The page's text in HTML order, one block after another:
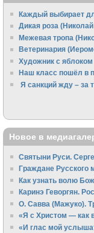
Каждый выбирает
Дикая роза
Межевая тропа
Ветеринария
Художник с
Наш класс пошёл в
Я санкций жду – за
Новое в
Святыни Руси.
Граждане Русского
Как узнать волю
Каринэ Геворгян.
О. Савва (Мажуко).
«Я с Христом — как
«И глас мой